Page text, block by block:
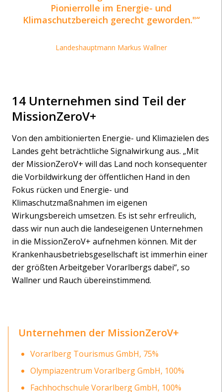
Pionierrolle im Energie- und
Klimaschutzbereich gerecht geworden."
Landeshauptmann Markus Wallner
14 Unternehmen sind Teil der
MissionZeroV+
Von den ambitionierten Energie- und Klimazielen des
Landes geht beträchtliche Signalwirkung aus. „Mit
der MissionZeroV+ will das Land noch konsequenter
die Vorbildwirkung der öffentlichen Hand in den
Fokus rücken und Energie- und
Klimaschutzmaßnahmen im eigenen
Wirkungsbereich umsetzen. Es ist sehr erfreulich,
dass wir nun auch die landeseigenen Unternehmen
in die MissionZeroV+ aufnehmen können. Mit der
Krankenhausbetriebsgesellschaft ist immerhin einer
der größten Arbeitgeber Vorarlbergs dabei“, so
Wallner und Rauch übereinstimmend.
Unternehmen der MissionZeroV+
Vorarlberg Tourismus GmbH, 75%
Olympiazentrum Vorarlberg GmbH, 100%
Fachhochschule Vorarlberg GmbH, 100%